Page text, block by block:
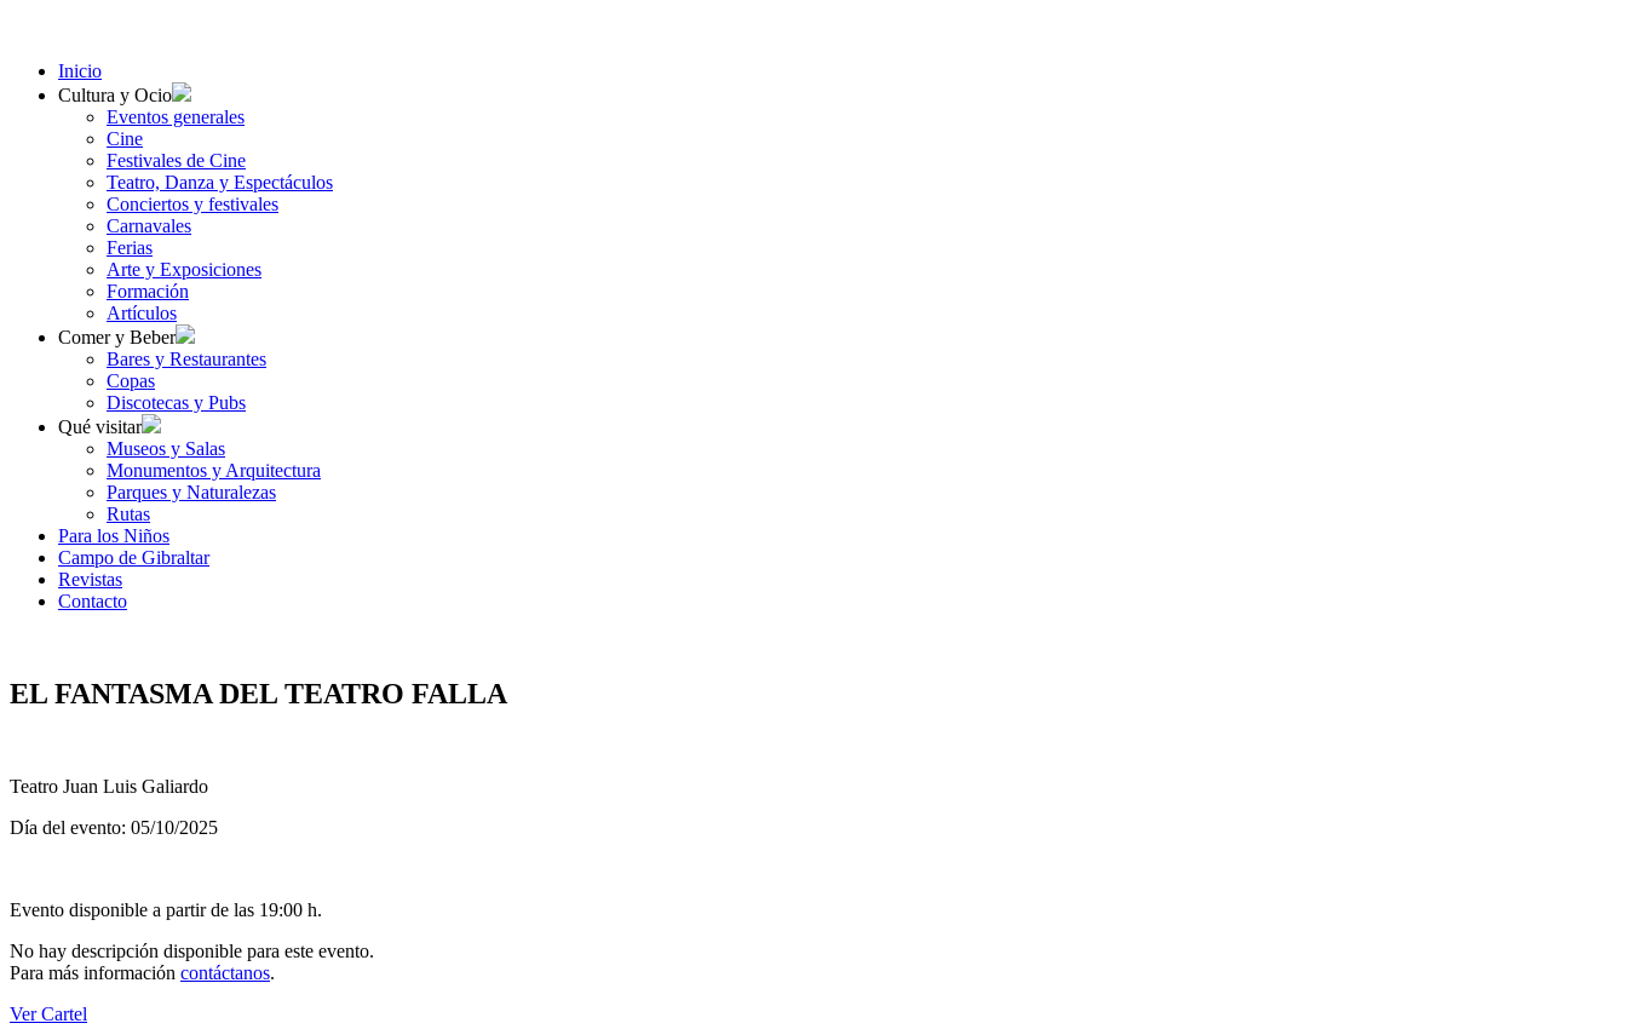
Inicio
Cultura y Ocio
Eventos generales
Cine
Festivales de Cine
Teatro, Danza y Espectáculos
Conciertos y festivales
Carnavales
Ferias
Arte y Exposiciones
Formación
Artículos
Comer y Beber
Bares y Restaurantes
Copas
Discotecas y Pubs
Qué visitar
Museos y Salas
Monumentos y Arquitectura
Parques y Naturalezas
Rutas
Para los Niños
Campo de Gibraltar
Revistas
Contacto
EL FANTASMA DEL TEATRO FALLA
Teatro Juan Luis Galiardo
Día del evento: 05/10/2025
Evento disponible a partir de las 19:00 h.
No hay descripción disponible para este evento.
Para más información contáctanos.
Ver Cartel